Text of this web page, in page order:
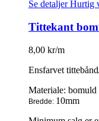
Se detaljerHurtig
Tittekant
8,00 kr/m
Ensfarvet
Materiale: bomuld
Bredde: 10mm